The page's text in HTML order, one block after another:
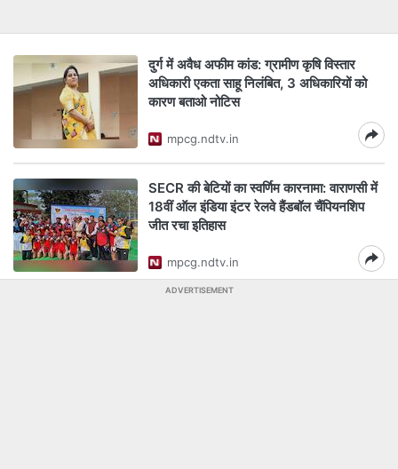
दुर्ग में अवैध अफीम कांड: ग्रामीण कृषि विस्तार
अधिकारी एकता साहू निलंबित, 3 अधिकारियों को
कारण बताओ नोटिस
mpcg.ndtv.in
SECR की बेटियों का स्वर्णिम कारनामा: वाराणसी में
18वीं ऑल इंडिया इंटर रेलवे हैंडबॉल चैंपियनशिप
जीत रचा इतिहास
mpcg.ndtv.in
ADVERTISEMENT